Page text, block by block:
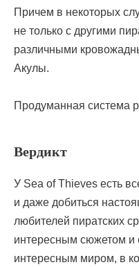
Причем в некоторых
не только с другими
различными
Акулы.
Продуманная система
Вердикт
У Sea of Thieves есть
и даже добиться
любителей пиратских
интересным сюжетом и
интересным миром, в